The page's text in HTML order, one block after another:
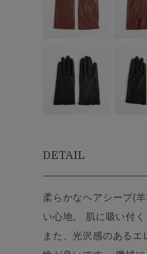
DETAIL
柔らかなヘアシープ(
い心地。 肌に吸い付
また、光沢感のある